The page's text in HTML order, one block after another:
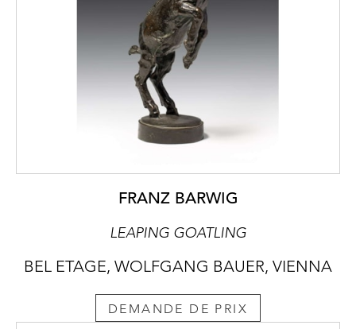
FRANZ BARWIG
LEAPING GOATLING
BEL ETAGE, WOLFGANG BAUER, VIENNA
DEMANDE DE PRIX